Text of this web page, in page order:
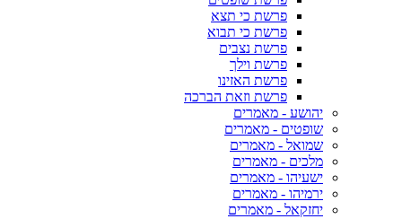
פרשת כי תצא
פרשת כי תבוא
פרשת נצבים
פרשת וילך
פרשת האזינו
פרשת וזאת הברכה
יהושע - מאמרים
שופטים - מאמרים
שמואל - מאמרים
מלכים - מאמרים
ישעיהו - מאמרים
ירמיהו - מאמרים
יחזקאל - מאמרים